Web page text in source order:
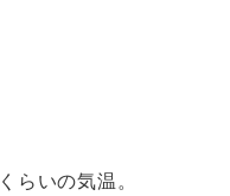
らいの気温。